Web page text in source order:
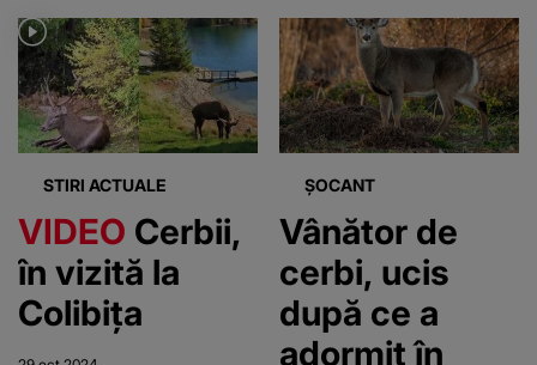
vânătoare
într-o parcare.
Se pregătea
pentru o
partidă de
vânătoare de
cerbi
Cerbii
mănâncă din
palma
vizitatorilor
STIRI ACTUALE
VIDEO Cerbii,
în vizită la
Colibița
ȘOCANT
Vânător de
cerbi, ucis
după ce a
adormit în